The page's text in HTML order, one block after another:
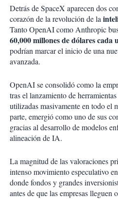
Detrás de SpaceX aparecen dos
corazón de la revolución de la
Tanto OpenAI como Anthropic
60,000 millones de dólares cada
podrían marcar el inicio de una
avanzada.
OpenAI se consolidó como la
tras el lanzamiento de
utilizadas masivamente en todo el
parte, emergió como uno de sus
gracias al desarrollo de modelos
alineación de IA.
La magnitud de las valoraciones
intenso movimiento especulativo
donde fondos y grandes
antes de que las empresas lleguen